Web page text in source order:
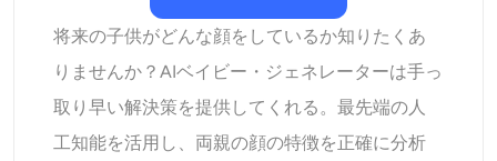
衣類チェンジャー
AIフィルター
将来の子供がどんな顔をしているか知りたくあ
りませんか？AIベイビー・ジェネレーターは手っ
取り早い解決策を提供してくれる。最先端の人
工知能を活用し、両親の顔の特徴を正確に分析